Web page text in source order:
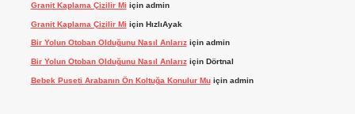
Granit Kaplama Çizilir Mi için admin
Granit Kaplama Çizilir Mi için HızlıAyak
Bir Yolun Otoban Olduğunu Nasıl Anlarıziçin admin
Bir Yolun Otoban Olduğunu Nasıl Anlarıziçin Dörtnal
Bebek Puseti Arabanın Ön Koltuğa Konulur Muiçin admin